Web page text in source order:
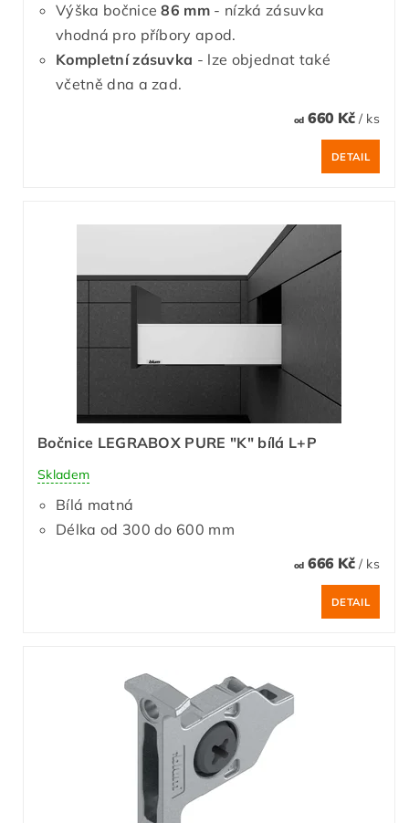
Výška bočnice86 mm - nízká zásuvka
vhodná pro příbory apod.
Kompletní zásuvka - lze objednat také
včetně dna a zad.
od660 Kč / ks
DETAIL
Bočnice LEGRABOX PURE "K" bílá L+P
Skladem
Bílá matná
Délka od 300 do 600 mm
od666 Kč / ks
DETAIL